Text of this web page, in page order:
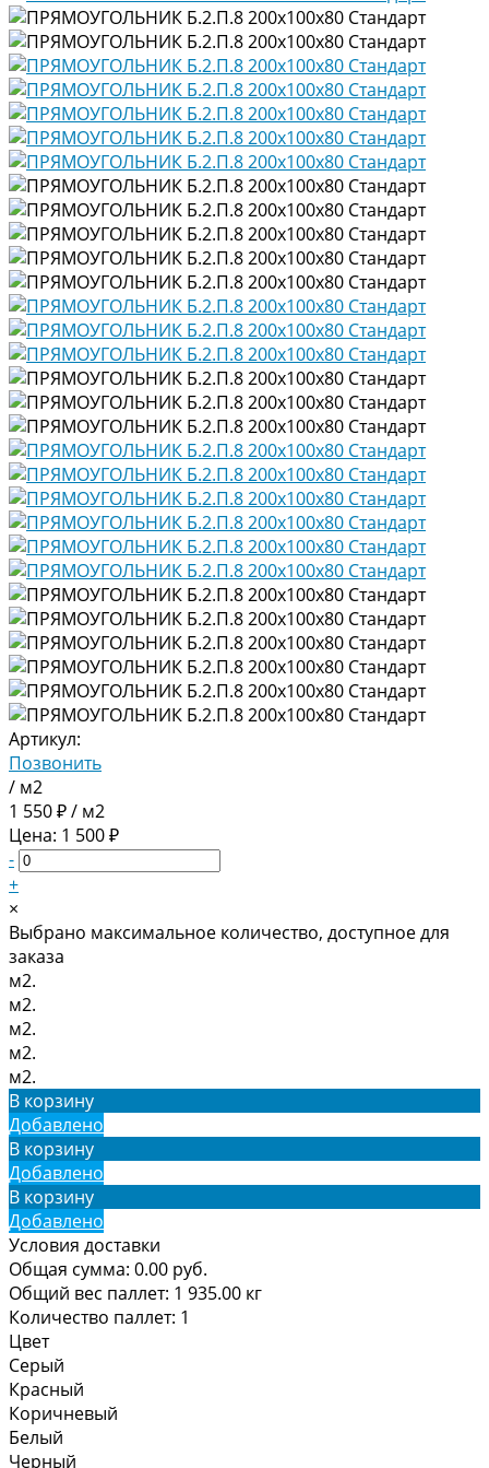
Артикул:
Позвонить
/ м2
1 550 ₽ / м2
Цена: 1 500 ₽
-
+
×
Выбрано максимальное количество, доступное для
заказа
м2.
м2.
м2.
м2.
м2.
В корзину
Добавлено
В корзину
Добавлено
В корзину
Добавлено
Условия доставки
Общая сумма: 0.00 руб.
Общий вес паллет: 1 935.00 кг
Количество паллет: 1
Цвет
Серый
Красный
Коричневый
Белый
Черный